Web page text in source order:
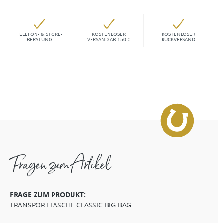
TELEFON- & STORE-
BERATUNG
KOSTENLOSER
VERSAND AB 150 €
KOSTENLOSER
RÜCKVERSAND
Fragen zum Artikel
FRAGE ZUM PRODUKT:
TRANSPORTTASCHE CLASSIC BIG BAG